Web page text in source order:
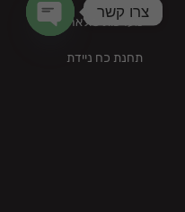
מערכות סולאריות –
תחנת כח ניידת
צרו קשר